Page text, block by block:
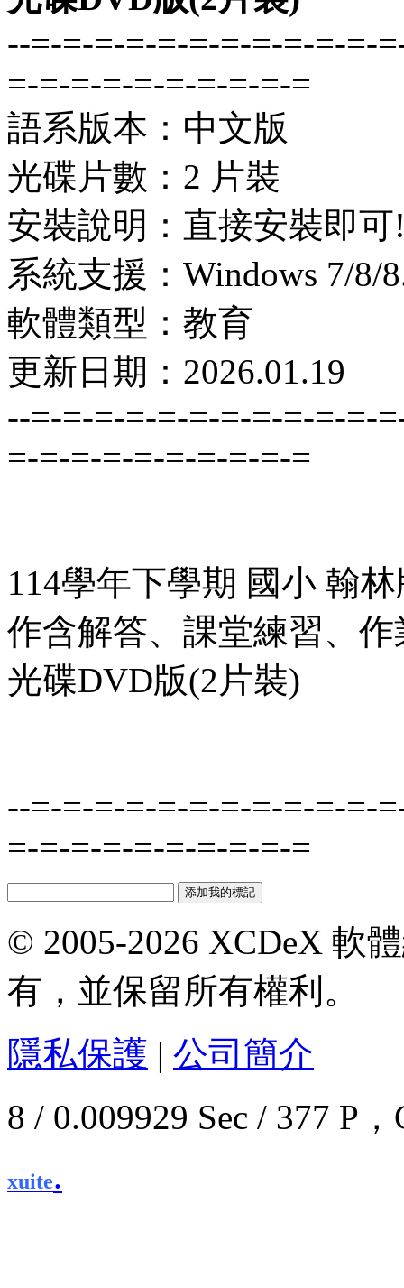
--=-=-=-=-=-=-=-=-=-=-=-
=-=-=-=-=-=-=-=-=-=
語系版本：中文版
光碟片數：2 片裝
安裝說明：直接安裝即可
系統支援：Windows 7/8/
軟體類型：教育
更新日期：2026.01.19
--=-=-=-=-=-=-=-=-=-=-=-
=-=-=-=-=-=-=-=-=-=
114學年下學期 國小 翰
作含解答、課堂練習、
光碟DVD版(2片裝)
--=-=-=-=-=-=-=-=-=-=-=-
=-=-=-=-=-=-=-=-=-=
© 2005-2026 XCDeX 軟
有，並保留所有權利。
隱私保護 | 公司簡介
8 / 0.009929 Sec / 377 P
xuite.